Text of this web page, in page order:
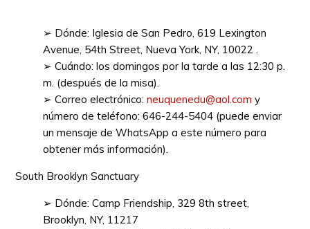
➢ Dónde: Iglesia de San Pedro, 619 Lexington
Avenue, 54th Street, Nueva York, NY, 10022 .
➢ Cuándo: los domingos por la tarde a las 12:30 p.
m. (después de la misa).
➢ Correo electrónico:neuquenedu@aol.com y
número de teléfono: 646-244-5404 (puede enviar
un mensaje de WhatsApp a este número para
obtener más información).
South Brooklyn Sanctuary
➢ Dónde: Camp Friendship, 329 8th street,
Brooklyn, NY, 11217